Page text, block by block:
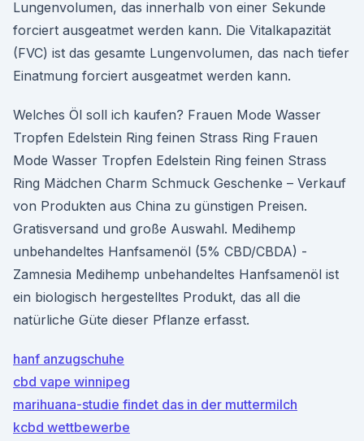
Lungenvolumen, das innerhalb von einer Sekunde
forciert ausgeatmet werden kann. Die Vitalkapazität
(FVC) ist das gesamte Lungenvolumen, das nach tiefer
Einatmung forciert ausgeatmet werden kann.
Welches Öl soll ich kaufen? Frauen Mode Wasser
Tropfen Edelstein Ring feinen Strass Ring Frauen
Mode Wasser Tropfen Edelstein Ring feinen Strass
Ring Mädchen Charm Schmuck Geschenke – Verkauf
von Produkten aus China zu günstigen Preisen.
Gratisversand und große Auswahl. Medihemp
unbehandeltes Hanfsamenöl (5% CBD/CBDA) -
Zamnesia Medihemp unbehandeltes Hanfsamenöl ist
ein biologisch hergestelltes Produkt, das all die
natürliche Güte dieser Pflanze erfasst.
hanf anzugschuhe
cbd vape winnipeg
marihuana-studie findet das in der muttermilch
kcbd wettbewerbe